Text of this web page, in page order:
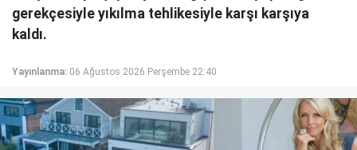
gerekçesiyle yıkılma tehlikesiyle karşı karşıya
kaldı.
Yayınlanma: 06 Ağustos 2026 Perşembe 22:40